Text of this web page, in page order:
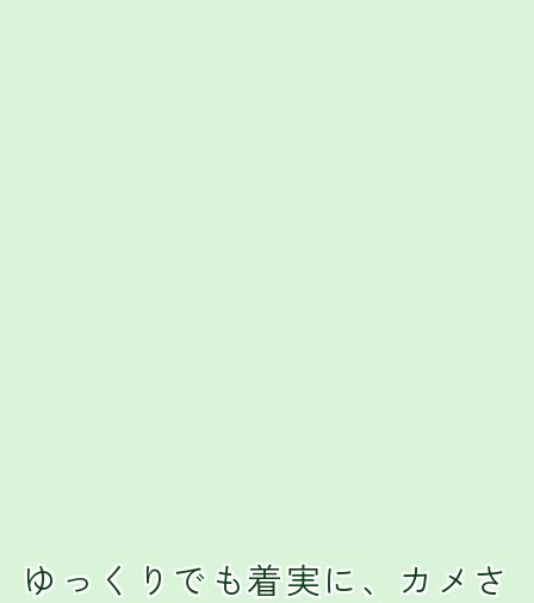
ゆっくりでも着実に、カメさ